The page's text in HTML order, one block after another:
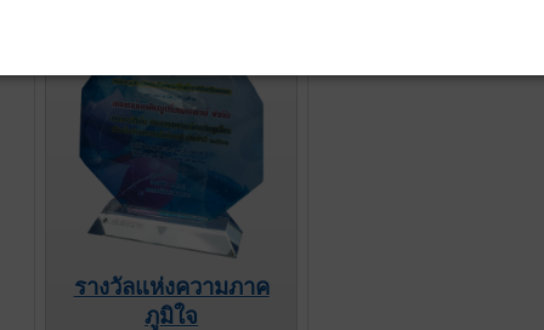
รางวัลแห่งความภาค
ภูมิใจ